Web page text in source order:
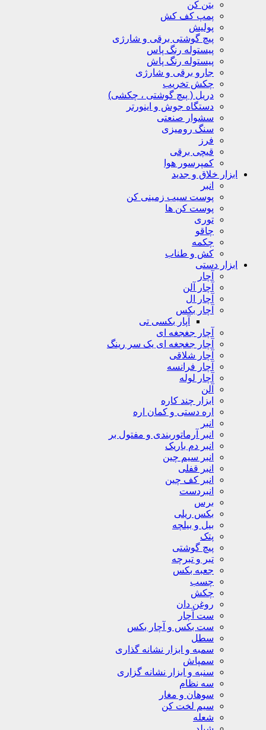
بتن کن
پمپ کف کش
پولیش
پیچ گوشتی برقی و شارژی
پیستوله رنگ پاس
پیستوله رنگ پاش
جارو برقی و شارژی
چکش تخریب
دریل ( پیچ گوشتی ، چکشی)
دستگاه جوش و اینورتر
سشوار صنعتی
سنگ رومیزی
فرز
قیچی برقی
کمپرسور هوا
ابزار خلاق و جدید
انبر
پوست سیب زمینی کن
پوست کن ها
توری
چاقو
چکمه
کش و طناب
ابزار دستی
آچار
آچار آلن
آچار ال
آچار بکس
آپار بکسی تی
آچار جغجغه ای
آچار جغجغه ای یک سر رینگ
آچار شلاقی
آچار فرانسه
آچار لوله
آلن
ابزار چند کاره
اره دستی و کمان اره
انبر
انبر آرماتوربندی و مفتول بر
انبر دم باریک
انبر سیم چین
انبر قفلی
انبر کف چین
انبردست
برس
بکس ریلی
بیل و بیلچه
پتک
پیچ گوشتی
تبر و تبرچه
جعبه بکس
چسب
چکش
روغن دان
ست آچار
ست بکس و آچار بکس
سطل
سمبه و ابزار نشانه گذاری
سمپاش
سنبه و ابزار نشانه گزاری
سه نظام
سوهان و مغار
سیم لخت کن
شعله